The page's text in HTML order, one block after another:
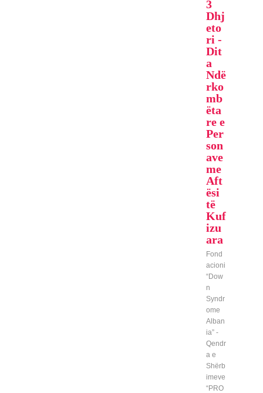
3
Dhj
eto
ri -
Dit
a
Ndë
rko
mb
ëta
re e
Per
son
ave
me
Aft
ësi
të
Kuf
izu
ara
Fond
acioni
“Dow
n
Syndr
ome
Alban
ia” -
Qendr
a e
Shërb
imeve
“PRO